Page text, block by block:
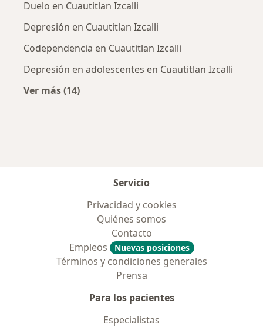
Duelo en Cuautitlan Izcalli
Depresión en Cuautitlan Izcalli
Codependencia en Cuautitlan Izcalli
Depresión en adolescentes en Cuautitlan Izcalli
Ver más (14)
Servicio
Privacidad y cookies
Quiénes somos
Contacto
Empleos
Nuevas posiciones
Términos y condiciones generales
Prensa
Para los pacientes
Especialistas